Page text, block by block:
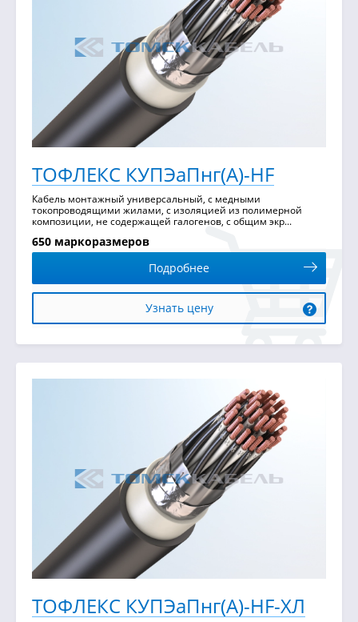
ТОФЛЕКС КУПЭаПнг(А)-HF
Кабель монтажный универсальный, с медными
токопроводящими жилами, с изоляцией из полимерной
композиции, не содержащей галогенов, с общим экр...
650 маркоразмеров
Подробнее
Узнать цену
ТОФЛЕКС КУПЭаПнг(А)-HF-ХЛ